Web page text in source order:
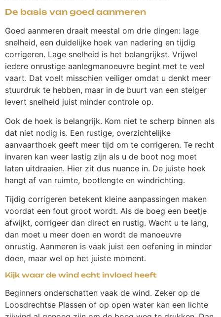
De basis van goed aanmeren
Goed aanmeren draait meestal om drie dingen: lage
snelheid, een duidelijke hoek van nadering en tijdig
corrigeren. Lage snelheid is het belangrijkst. Vrijwel
iedere onrustige aanlegmanoeuvre begint met te veel
vaart. Dat voelt misschien veiliger omdat u denkt meer
stuurdruk te hebben, maar in de buurt van een steiger
levert snelheid juist minder controle op.
Ook de hoek is belangrijk. Kom niet te scherp binnen als
dat niet nodig is. Een rustige, overzichtelijke
aanvaarthoek geeft meer tijd om te corrigeren. Te recht
invaren kan weer lastig zijn als u de boot nog moet
laten uitdraaien. Hier zit dus nuance in. De juiste hoek
hangt af van ruimte, bootlengte en windrichting.
Tijdig corrigeren betekent kleine aanpassingen maken
voordat een fout groot wordt. Als de boeg een beetje
afwijkt, corrigeer dan direct en rustig. Wacht u te lang,
dan moet u meer doen en wordt de manoeuvre
onrustig. Aanmeren is vaak juist een oefening in minder
doen, maar wel op het juiste moment.
Kijk waar de wind echt invloed heeft
Beginners onderschatten vaak de wind. Zeker op de
Loosdrechtse Plassen of op open water kan een lichte